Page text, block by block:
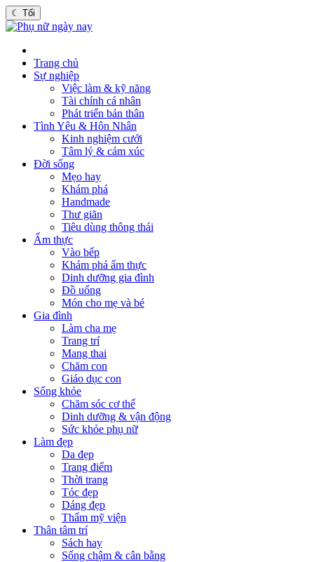
☾ Tối
Trang chủ
Sự nghiệp
Việc làm & kỹ năng
Tài chính cá nhân
Phát triển bản thân
Tình Yêu & Hôn Nhân
Kinh nghiệm cưới
Tâm lý & cảm xúc
Đời sống
Mẹo hay
Khám phá
Handmade
Thư giãn
Tiêu dùng thông thái
Ẩm thực
Vào bếp
Khám phá ẩm thực
Dinh dưỡng gia đình
Đồ uống
Món cho mẹ và bé
Gia đình
Làm cha mẹ
Trang trí
Mang thai
Chăm con
Giáo dục con
Sống khỏe
Chăm sóc cơ thể
Dinh dưỡng & vận động
Sức khỏe phụ nữ
Làm đẹp
Da đẹp
Trang điểm
Thời trang
Tóc đẹp
Dáng đẹp
Thẩm mỹ viện
Thân tâm trí
Sách hay
Sống chậm & cân bằng